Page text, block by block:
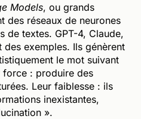
Models, ou grands
des réseaux de neurones
de textes. GPT-4, Claude,
des exemples. Ils génèrent
le mot suivant
force : produire des
Leur faiblesse : ils
inexistantes,
».